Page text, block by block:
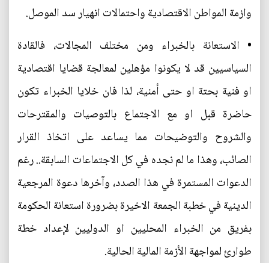
وازمة المواطن الاقتصادية واحتمالات انهيار سد الموصل.
• الاستعانة بالخبراء ومن مختلف المجالات، فالقادة
السياسيين قد لا يكونوا مؤهلين لمعالجة قضايا اقتصادية
او فنية بحتة او حتى أمنية، لذا فان خلايا الخبراء تكون
حاضرة قبل او مع الاجتماع بالتوصيات والمقترحات
والشروح والتوضيحات مما يساعد على اتخاذ القرار
الصائب، وهذا ما لم نجده في كل الاجتماعات السابقة.. رغم
الدعوات المستمرة في هذا الصدد، وآخرها دعوة المرجعية
الدينية في خطبة الجمعة الاخيرة بضرورة استعانة الحكومة
بفريق من الخبراء المحليين او الدوليين لإعداد خطة
طوارئ لمواجهة الأزمة المالية الحالية.